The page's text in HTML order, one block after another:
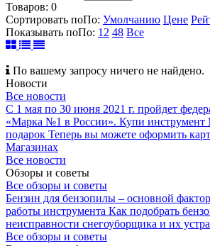
Товаров: 0
Сортировать поПо: Умолчанию Цене
Показывать поПо: 12 48 Все
По вашему запросу ничего не найдено.
Новости
Все новости
С 1 мая по 30 июня 2021 г. пройдет
«Марка №1 в России». Купи инструмент
подарок Теперь вы можете оформить
Магазинах
Все новости
Обзоры и советы
Все обзоры и советы
Бензин для бензопилы – основной
работы инструмента Как подобрать
неисправности снегоуборщика и их
Все обзоры и советы